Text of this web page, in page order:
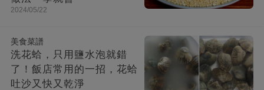
2024/05/22
美食菜譜
洗花蛤，只用鹽水泡就錯
了！飯店常用的一招，花蛤
吐沙又快又乾淨